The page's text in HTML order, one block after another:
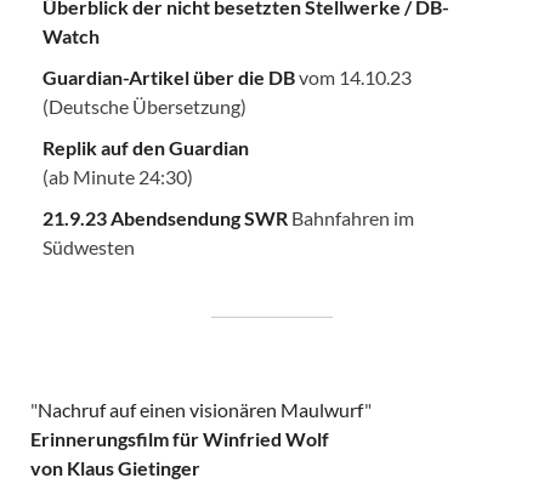
Überblick der nicht besetzten Stellwerke / DB-
Watch
Guardian-Artikel über die DBvom 14.10.23
(Deutsche Übersetzung)
Replik auf den Guardian
(ab Minute 24:30)
21.9.23 Abendsendung SWR Bahnfahren im
Südwesten
"Nachruf auf einen visionären Maulwurf"
Erinnerungsfilm für Winfried Wolf
von Klaus Gietinger